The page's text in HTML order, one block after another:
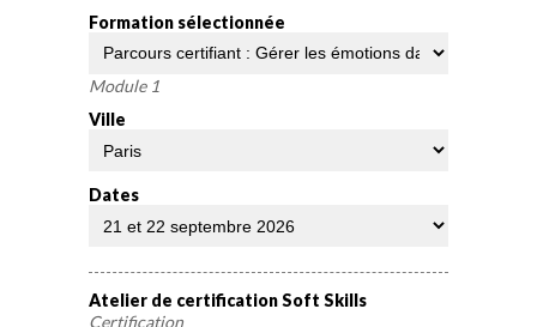
Formation sélectionnée
Module 1
Ville
Dates
Atelier de certification Soft Skills
Certification